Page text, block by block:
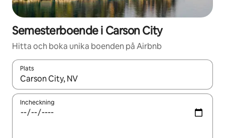
Semesterboende i Carson City
Hitta och boka unika boenden på Airbnb
Plats
När resultaten är tillgängliga kan du navigera med upp- och
Incheckning